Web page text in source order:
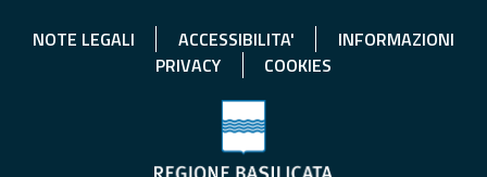
NOTE LEGALI ACCESSIBILITA'
INFORMAZIONI
PRIVACY
COOKIES